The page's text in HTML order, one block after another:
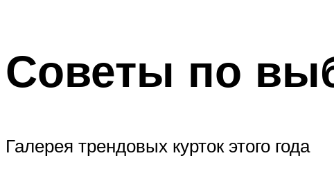
Советы по
Галерея трендовых курток этого года